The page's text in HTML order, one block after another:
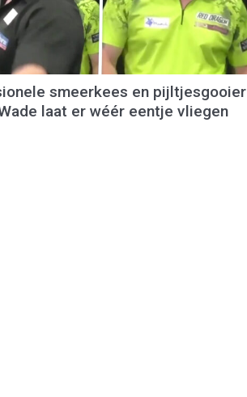
smeerkees en pijltjesgooier
laat er wéér eentje vliegen